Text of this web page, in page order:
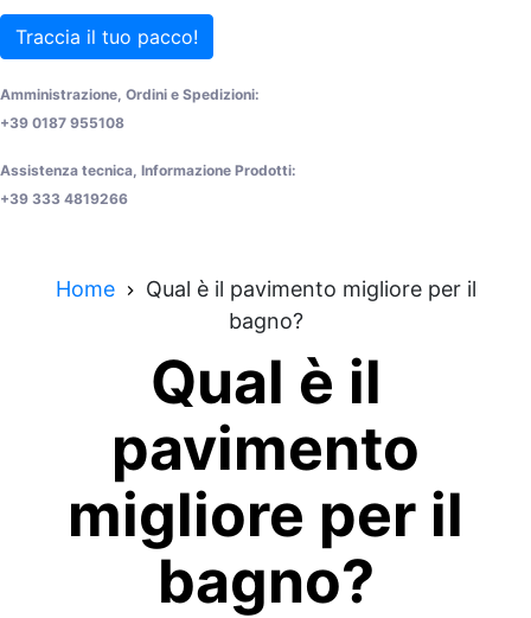
Traccia il tuo pacco!
Amministrazione, Ordini e Spedizioni:
+39 0187 955108
Assistenza tecnica, Informazione Prodotti:
+39 333 4819266
Home
Qual è il pavimento migliore per il
bagno?
Qual è il
pavimento
migliore per il
bagno?